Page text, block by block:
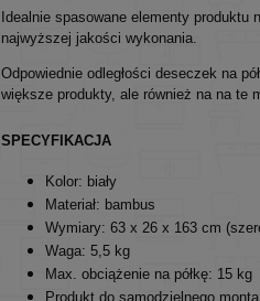
Idealnie spasowane elementy produktu
najwyższej jakości wykonania.
Odpowiednie odległości deseczek na
większe produkty, ale również na na te
SPECYFIKACJA
Kolor: biały
Materiał: bambus
Wymiary: 63 x 26 x 163 cm
Waga: 5,5 kg
Max. obciążenie na półkę: 15 kg
Produkt do samodzielnego